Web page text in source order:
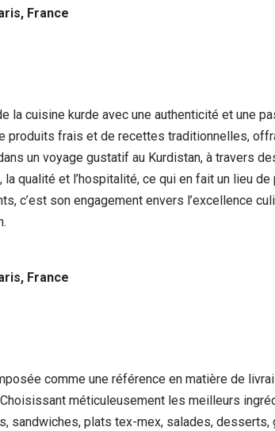
France
la cuisine kurde avec une authenticité et une
produits frais et de recettes traditionnelles,
un voyage gustatif au Kurdistan, à travers
la qualité et l’hospitalité, ce qui en fait un lieu
c’est son engagement envers l’excellence
France
comme une référence en matière de
méticuleusement les meilleurs
sandwiches, plats tex-mex, salades,